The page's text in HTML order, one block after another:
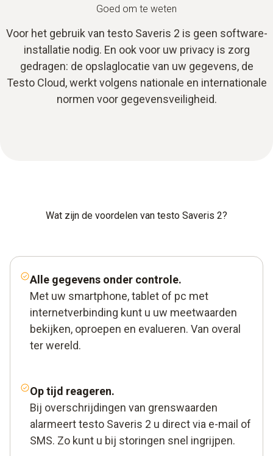
Goed om te weten
Voor het gebruik van testo Saveris 2 is geen software-
installatie nodig. En ook voor uw privacy is zorg
gedragen: de opslaglocatie van uw gegevens, de
Testo Cloud, werkt volgens nationale en internationale
normen voor gegevensveiligheid.
Wat zijn de voordelen van testo Saveris 2?
Alle gegevens onder controle.
Met uw smartphone, tablet of pc met
internetverbinding kunt u uw meetwaarden
bekijken, oproepen en evalueren. Van overal
ter wereld.
Op tijd reageren.
Bij overschrijdingen van grenswaarden
alarmeert testo Saveris 2 u direct via e-mail of
SMS. Zo kunt u bij storingen snel ingrijpen.